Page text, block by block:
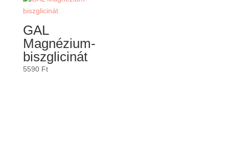
GAL
Magnézium-
biszglicinát
5590 Ft